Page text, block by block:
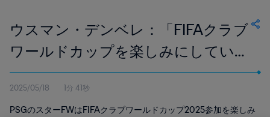
ウスマン・デンベレ：「FIFAクラブ
ワールドカップを楽しみにしてい
る」
2025/05/18 1分 41秒
PSGのスターFWはFIFAクラブワールドカップ2025参加を楽しみ